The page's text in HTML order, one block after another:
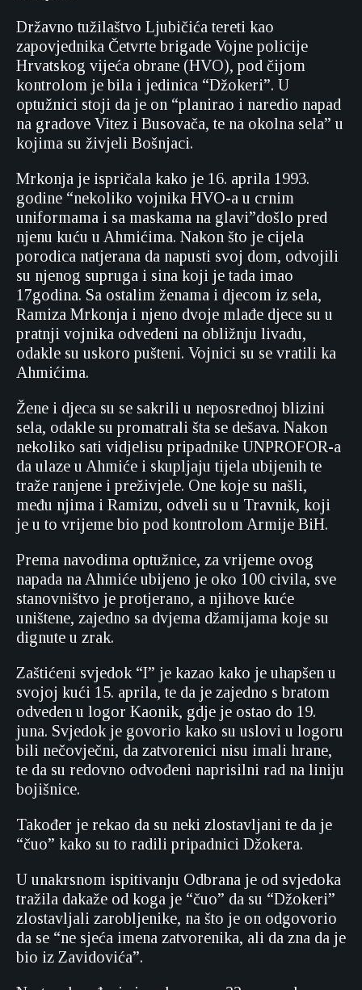
Državno tužilaštvo Ljubičića tereti kao
zapovjednika Četvrte brigade Vojne policije
Hrvatskog vijeća obrane (HVO), pod čijom
kontrolom je bila i jedinica “Džokeri”. U
optužnici stoji da je on “planirao i naredio napad
na gradove Vitez i Busovača, te na okolna sela” u
kojima su živjeli Bošnjaci.
Mrkonja je ispričala kako je 16. aprila 1993.
godine “nekoliko vojnika HVO-a u crnim
uniformama i sa maskama na glavi”došlo pred
njenu kuću u Ahmićima. Nakon što je cijela
porodica natjerana da napusti svoj dom, odvojili
su njenog supruga i sina koji je tada imao
17godina. Sa ostalim ženama i djecom iz sela,
Ramiza Mrkonja i njeno dvoje mlađe djece su u
pratnji vojnika odvedeni na obližnju livadu,
odakle su uskoro pušteni. Vojnici su se vratili ka
Ahmićima.
Žene i djeca su se sakrili u neposrednoj blizini
sela, odakle su promatrali šta se dešava. Nakon
nekoliko sati vidjelisu pripadnike UNPROFOR-a
da ulaze u Ahmiće i skupljaju tijela ubijenih te
traže ranjene i preživjele. One koje su našli,
među njima i Ramizu, odveli su u Travnik, koji
je u to vrijeme bio pod kontrolom Armije BiH.
Prema navodima optužnice, za vrijeme ovog
napada na Ahmiće ubijeno je oko 100 civila, sve
stanovništvo je protjerano, a njihove kuće
uništene, zajedno sa dvjema džamijama koje su
dignute u zrak.
Zaštićeni svjedok “I” je kazao kako je uhapšen u
svojoj kući 15. aprila, te da je zajedno s bratom
odveden u logor Kaonik, gdje je ostao do 19.
juna. Svjedok je govorio kako su uslovi u logoru
bili nečovječni, da zatvorenici nisu imali hrane,
te da su redovno odvođeni naprisilni rad na liniju
bojišnice.
Također je rekao da su neki zlostavljani te da je
“čuo” kako su to radili pripadnici Džokera.
U unakrsnom ispitivanju Odbrana je od svjedoka
tražila dakaže od koga je “čuo” da su “Džokeri”
zlostavljali zarobljenike, na što je on odgovorio
da se “ne sjeća imena zatvorenika, ali da zna da je
bio iz Zavidovića”.